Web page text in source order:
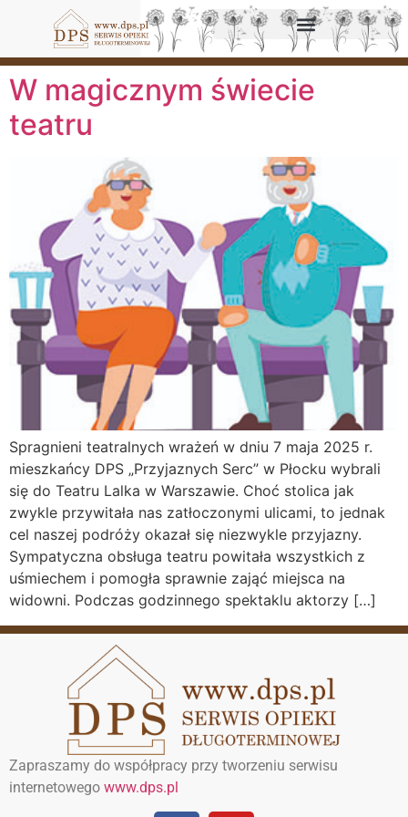
W magicznym świecie
teatru
Spragnieni teatralnych wrażeń w dniu 7 maja 2025 r.
mieszkańcy DPS „Przyjaznych Serc” w Płocku wybrali
się do Teatru Lalka w Warszawie. Choć stolica jak
zwykle przywitała nas zatłoczonymi ulicami, to jednak
cel naszej podróży okazał się niezwykle przyjazny.
Sympatyczna obsługa teatru powitała wszystkich z
uśmiechem i pomogła sprawnie zająć miejsca na
widowni. Podczas godzinnego spektaklu aktorzy […]
Zapraszamy do współpracy przy tworzeniu serwisu
internetowego www.dps.pl